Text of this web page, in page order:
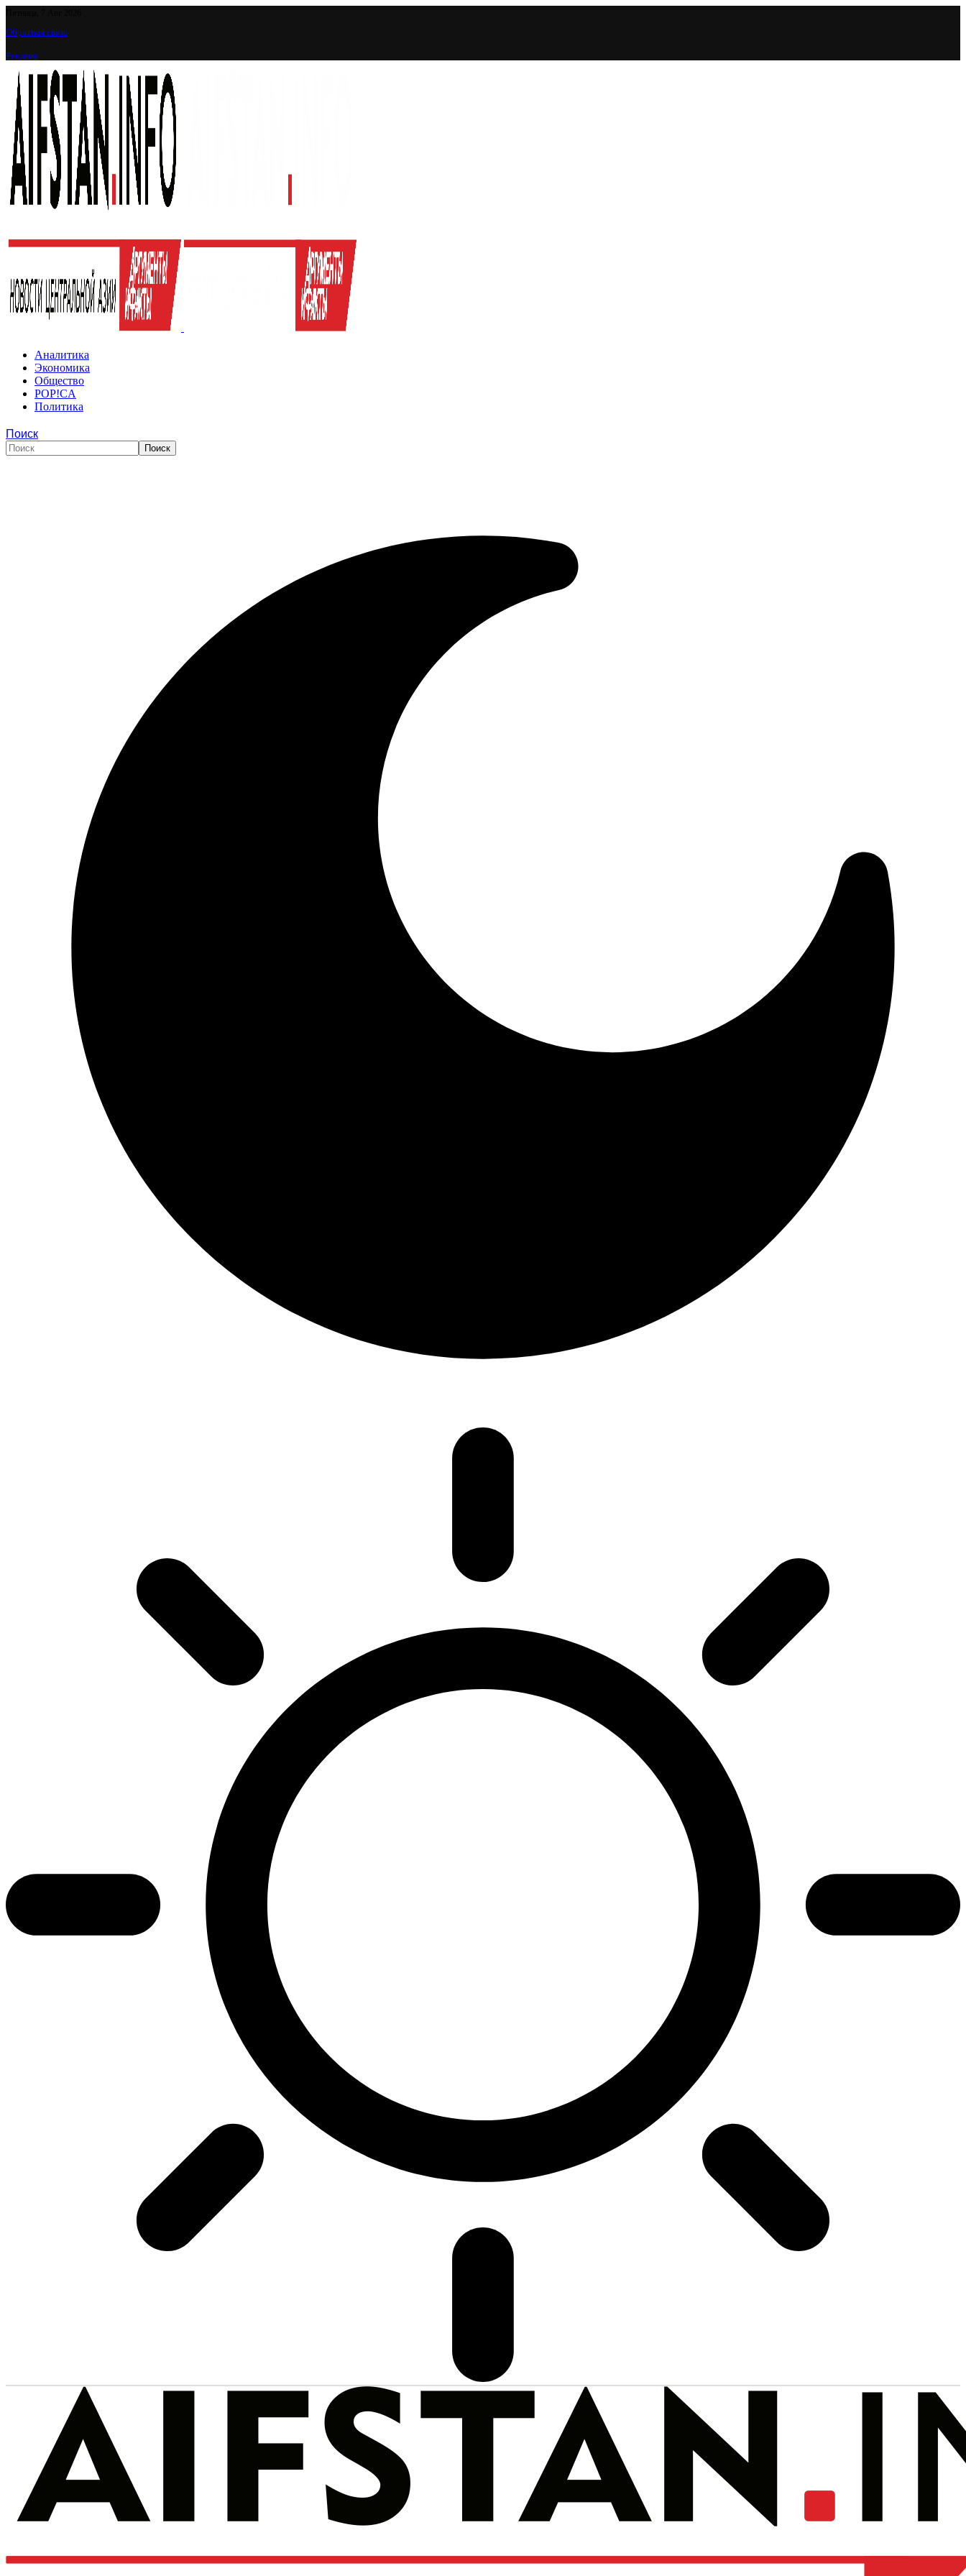
Обратная связь
Реклама
Аналитика
Экономика
Общество
POP!CA
Политика
Поиск